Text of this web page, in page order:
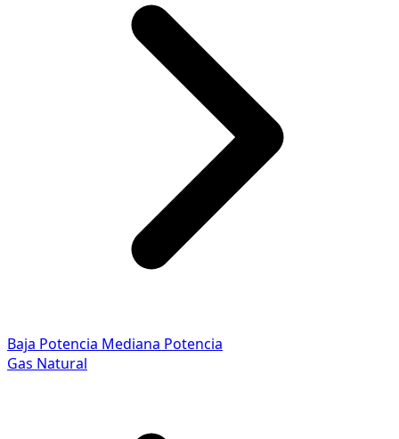
Baja Potencia Mediana Potencia
Gas Natural